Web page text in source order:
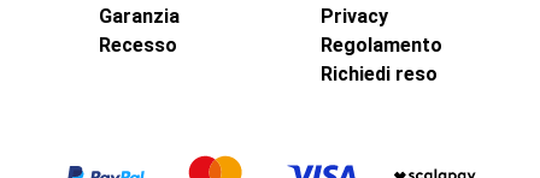
Garanzia
Recesso
Privacy
Regolamento
Richiedi reso